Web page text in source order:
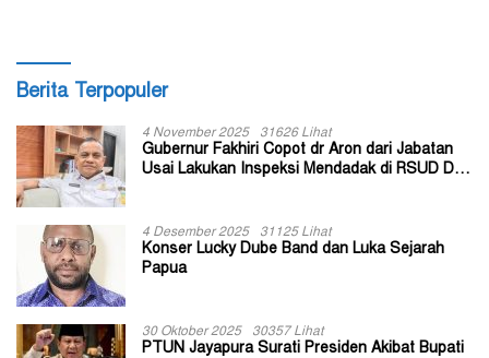
Berita Terpopuler
4 November 2025 31626 Lihat
Gubernur Fakhiri Copot dr Aron dari Jabatan
Usai Lakukan Inspeksi Mendadak di RSUD Dok
4 Desember 2025 31125 Lihat
Konser Lucky Dube Band dan Luka Sejarah
Papua
30 Oktober 2025 30357 Lihat
PTUN Jayapura Surati Presiden Akibat Bupati